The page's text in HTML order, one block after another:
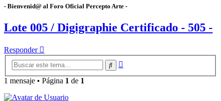
- Bienvenid@ al Foro Oficial Percepto Arte -
Lote 005 / Digigraphie Certificado - 505 -
Responder
Buscar
1 mensaje • Página 1 de 1